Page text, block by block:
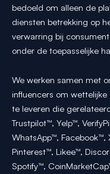
bedoeld om alleen de
diensten betrekking op
verwarring bij
onder de toepasselijke
We werken samen met
influencers om
te leveren die
Trustpilot™, Yelp™,
WhatsApp™,
Pinterest™, Likee™,
Spotify™,